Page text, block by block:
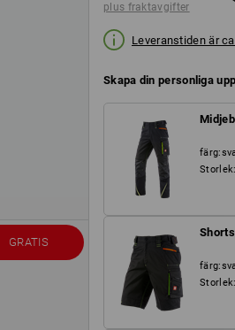
GRATIS
plus fraktavgifter
Leveranstiden är
Skapa din personliga
färg:
Storlek
färg:
Storlek